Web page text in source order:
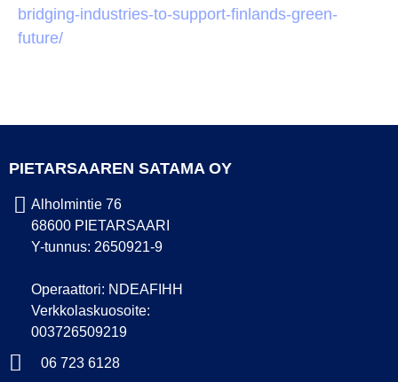
bridging-industries-to-support-finlands-green-
future/
PIETARSAAREN SATAMA OY
Alholmintie 76
68600 PIETARSAARI
Y-tunnus: 2650921-9
Operaattori: NDEAFIHH
Verkkolaskuosoite:
003726509219
06 723 6128